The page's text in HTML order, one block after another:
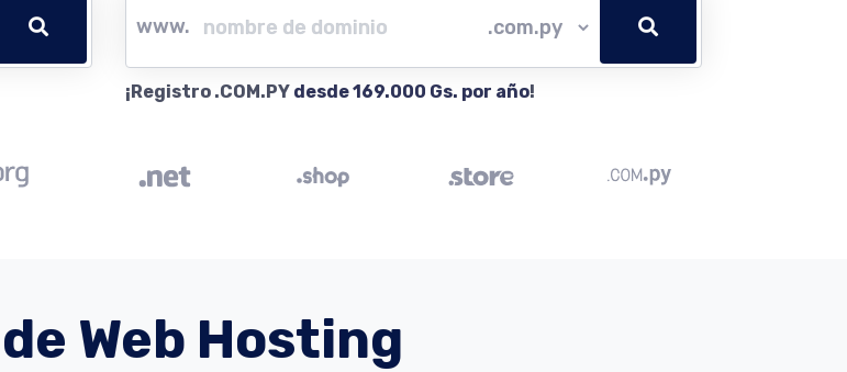
www.
¡Registro .COM.PY desde 169.000 Gs. por año!
Web Hosting